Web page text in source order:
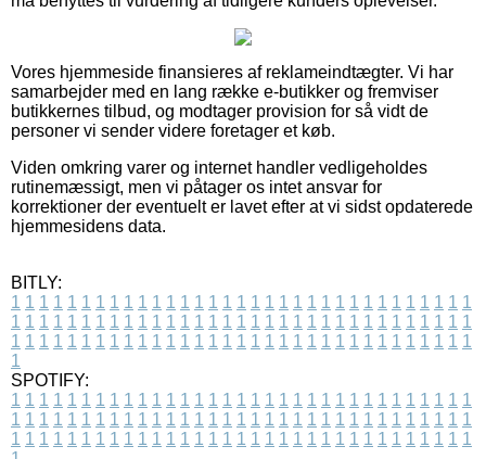
Vores hjemmeside finansieres af reklameindtægter. Vi har
samarbejder med en lang række e-butikker og fremviser
butikkernes tilbud, og modtager provision for så vidt de
personer vi sender videre foretager et køb.
Viden omkring varer og internet handler vedligeholdes
rutinemæssigt, men vi påtager os intet ansvar for
korrektioner der eventuelt er lavet efter at vi sidst opdaterede
hjemmesidens data.
BITLY:
1 1 1 1 1 1 1 1 1 1 1 1 1 1 1 1 1 1 1 1 1 1 1 1 1 1 1 1 1 1 1 1 1
1 1 1 1 1 1 1 1 1 1 1 1 1 1 1 1 1 1 1 1 1 1 1 1 1 1 1 1 1 1 1 1 1
1 1 1 1 1 1 1 1 1 1 1 1 1 1 1 1 1 1 1 1 1 1 1 1 1 1 1 1 1 1 1 1 1
1
SPOTIFY:
1 1 1 1 1 1 1 1 1 1 1 1 1 1 1 1 1 1 1 1 1 1 1 1 1 1 1 1 1 1 1 1 1
1 1 1 1 1 1 1 1 1 1 1 1 1 1 1 1 1 1 1 1 1 1 1 1 1 1 1 1 1 1 1 1 1
1 1 1 1 1 1 1 1 1 1 1 1 1 1 1 1 1 1 1 1 1 1 1 1 1 1 1 1 1 1 1 1 1